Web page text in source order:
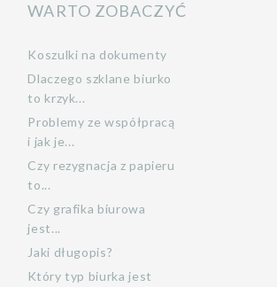
WARTO ZOBACZYĆ
Koszulki na dokumenty
Dlaczego szklane biurko
to krzyk...
Problemy ze współpracą
i jak je...
Czy rezygnacja z papieru
to...
Czy grafika biurowa
jest...
Jaki długopis?
Który typ biurka jest